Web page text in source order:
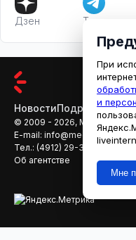
Дзен Телеграм
НовостиПодробности
© 2009 - 2026,
E-mail: info@mediaryazan.ru
Тел.: (4912) 29-33-66
Об агентстве
При
и
Мне